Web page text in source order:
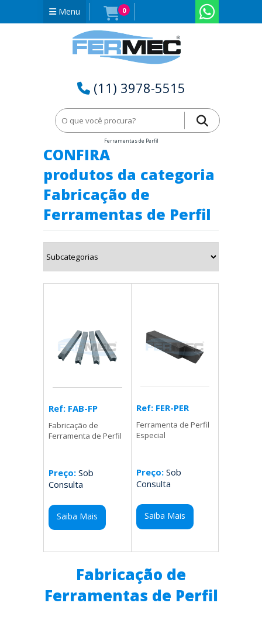
Menu 0
(11) 3978-5515
Home
Fabricação de
Ferramentas de Perfil
CONFIRA
produtos da categoria
Fabricação de
Ferramentas de Perfil
Ref: FAB-FP
Fabricação de
Ferramenta de Perfil
Preço: Sob
Consulta
Saiba Mais
Ref: FER-PER
Ferramenta de Perfil
Especial
Preço:Sob
Consulta
Saiba Mais
Fabricação de
Ferramentas de Perfil